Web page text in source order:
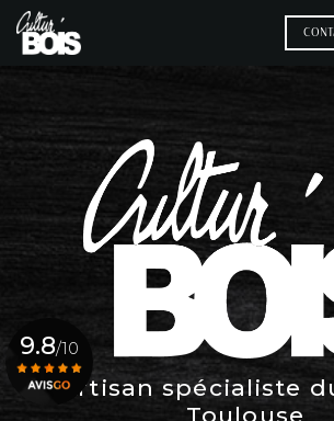
Aller
au
contenu
Artisan spécialiste
Toulouse
9.8/10